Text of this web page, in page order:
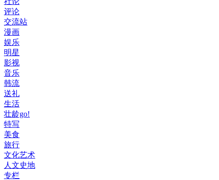
评论
交流站
漫画
娱乐
明星
影视
音乐
韩流
送礼
生活
壮龄go!
特写
美食
旅行
文化艺术
人文史地
专栏